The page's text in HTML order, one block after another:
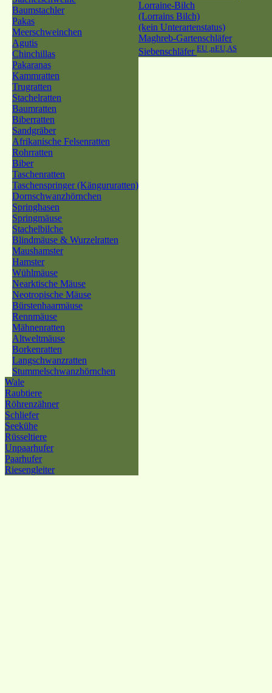
Baumstachler
Pakas
Meerschweinchen
Agutis
Chinchillas
Pakaranas
Kammratten
Trugratten
Stachelratten
Baumratten
Biberratten
Sandgräber
Afrikanische Felsenratten
Rohrratten
Biber
Taschenratten
Taschenspringer (Kängururatten)
Dornschwanzhörnchen
Springhasen
Springmäuse
Stachelbilche
Blindmäuse & Wurzelratten
Maushamster
Hamster
Wühlmäuse
Nearktische Mäuse
Neotropische Mäuse
Bürstenhaarmäuse
Rennmäuse
Mähnenratten
Altweltmäuse
Borkenratten
Langschwanzratten
Stummelschwanzhörnchen
Wale
Raubtiere
Röhrenzähner
Schliefer
Seekühe
Rüsseltiere
Unpaarhufer
Paarhufer
Riesengleiter
Lorraine-Bilch
(Lorrains Bilch)
(kein Unterartenstatus)
Maghreb-Gartenschläfer
Siebenschläfer EU ,nEU,AS